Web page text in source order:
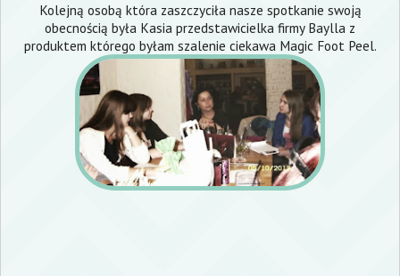
Kolejną osobą która zaszczyciła nasze spotkanie swoją
obecnością była Kasia przedstawicielka firmy Baylla z
produktem którego byłam szalenie ciekawa Magic Foot Peel.